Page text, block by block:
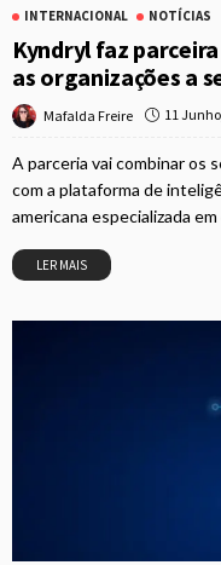
INTERNACIONAL NOTÍCIAS
Kyndryl faz
as organizações a
Mafalda Freire 11
A parceria vai combinar os
com a plataforma de
americana especializada
LER MAIS